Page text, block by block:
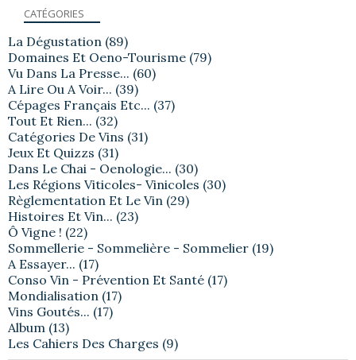
CATÉGORIES
La Dégustation (89)
Domaines Et Oeno-Tourisme (79)
Vu Dans La Presse... (60)
A Lire Ou A Voir... (39)
Cépages Français Etc... (37)
Tout Et Rien... (32)
Catégories De Vins (31)
Jeux Et Quizzs (31)
Dans Le Chai - Oenologie... (30)
Les Régions Viticoles- Vinicoles (30)
Règlementation Et Le Vin (29)
Histoires Et Vin... (23)
Ô Vigne ! (22)
Sommellerie - Sommelière - Sommelier (19)
A Essayer... (17)
Conso Vin - Prévention Et Santé (17)
Mondialisation (17)
Vins Goutés... (17)
Album (13)
Les Cahiers Des Charges (9)